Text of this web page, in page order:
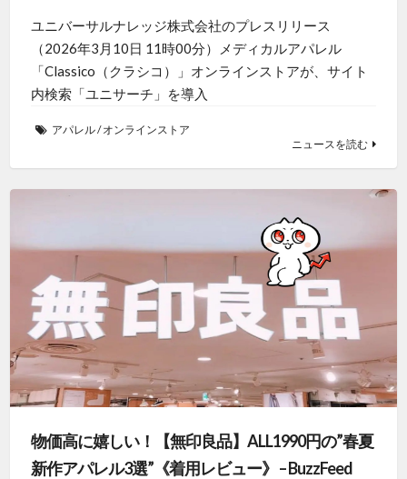
ユニバーサルナレッジ株式会社のプレスリリース
（2026年3月10日 11時00分）メディカルアパレル
「Classico（クラシコ）」オンラインストアが、サイト
内検索「ユニサーチ」を導入
アパレル/オンラインストア
ニュースを読む
物価高に嬉しい！【無印良品】ALL1990円の”春夏
新作アパレル3選”《着用レビュー》 – BuzzFeed